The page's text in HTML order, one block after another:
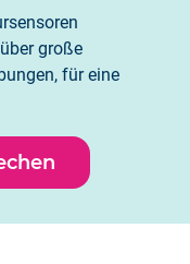
große
für eine